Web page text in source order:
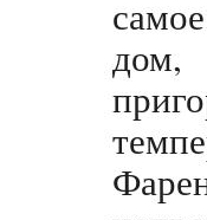
дом,